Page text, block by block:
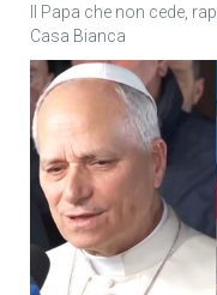
Il Papa che non cede,
Casa Bianca